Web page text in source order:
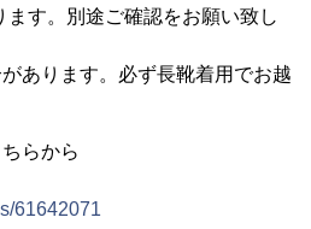
す。別途ご確認をお願い致し
あります。必ず長靴着用でお越
らから
61642071